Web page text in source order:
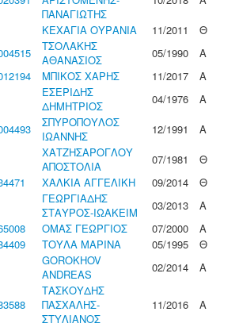
ΠΑΝΑΓΙΩΤΗΣ
ΚΕΧΑΓΙΑ ΟΥΡΑΝΙΑ 11/2011
Θ
ΤΣΟΛΑΚΗΣ
ΑΘΑΝΑΣΙΟΣ
05/1990
Α
ΜΠΙΚΟΣ ΧΑΡΗΣ 11/2017
Α
ΕΣΕΡΙΔΗΣ
ΔΗΜΗΤΡΙΟΣ
04/1976
Α
ΣΠΥΡΟΠΟΥΛΟΣ
ΙΩΑΝΝΗΣ
12/1991
Α
ΧΑΤΖΗΣΑΡΟΓΛΟΥ
ΑΠΟΣΤΟΛΙΑ
07/1981
Θ
ΧΑΛΚΙΑ ΑΓΓΕΛΙΚΗ 09/2014
Θ
ΓΕΩΡΓΙΑΔΗΣ
ΣΤΑΥΡΟΣ-ΙΩΑΚΕΙΜ
03/2013
Α
ΟΜΑΣ ΓΕΩΡΓΙΟΣ 07/2000
Α
ΤΟΥΛΑ ΜΑΡΙΝΑ 05/1995
Θ
GOROKHOV
ANDREAS
02/2014 Α
ΤΑΣΚΟΥΔΗΣ
ΠΑΣΧΑΛΗΣ-
ΣΤΥΛΙΑΝΟΣ
11/2016 Α